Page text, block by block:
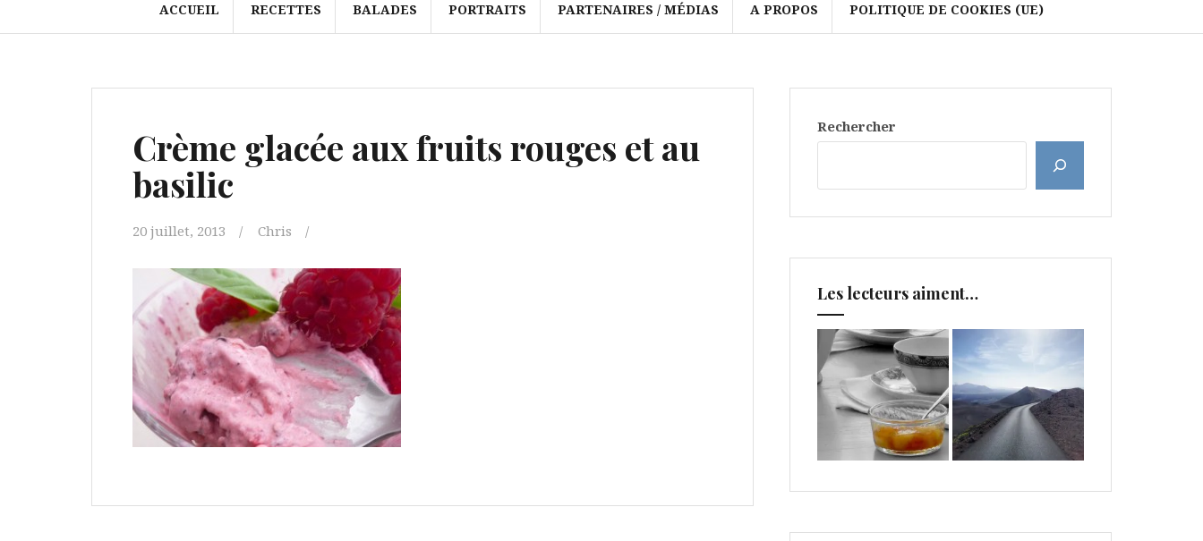
ACCUEIL RECETTES BALADES PORTRAITS PARTENAIRES / MÉDIAS A PROPOS POLITIQUE DE COOKIES (UE)
Crème glacée aux fruits rouges et au
basilic
20 juillet, 2013 Chris
Rechercher
Les lecteurs aiment…